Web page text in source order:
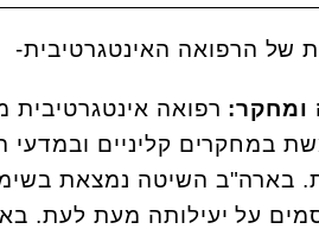
ומחקר: רפואה
במחקרים קליניים ובמדעי
על יעילותה מעת לעת.